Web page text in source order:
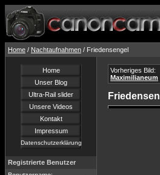
Home / Nachtaufnahmen / Friedensengel
Home
Unser Blog
Ultra-Rail slider
Unsere Videos
Kontakt
Impressum
Datenschutzerklärung
Registrierte Benutzer
Vorheriges Bild:
Maximilianeum